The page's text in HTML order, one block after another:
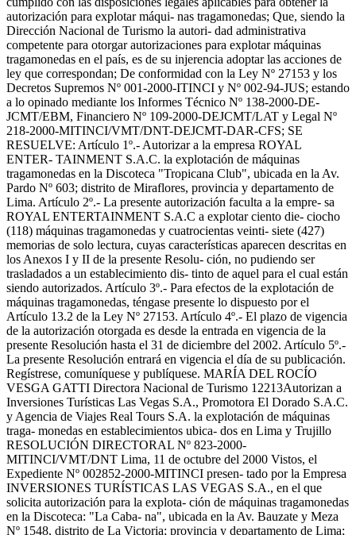
autorización para explotar máqui- nas tragamonedas; Que, siendo la
Dirección Nacional de Turismo la autori- dad administrativa
competente para otorgar autorizaciones para explotar máquinas
tragamonedas en el país, es de su injerencia adoptar las acciones de
ley que correspondan; De conformidad con la Ley Nº 27153 y los
Decretos Supremos Nº 001-2000-ITINCI y Nº 002-94-JUS; estando
a lo opinado mediante los Informes Técnico Nº 138-2000-DE-
JCMT/EBM, Financiero Nº 109-2000-DEJCMT/LAT y Legal Nº
218-2000-MITINCI/VMT/DNT-DEJCMT-DAR-CFS; SE
RESUELVE: Artículo 1º.- Autorizar a la empresa ROYAL
ENTER- TAINMENT S.A.C. la explotación de máquinas
tragamonedas en la Discoteca "Tropicana Club", ubicada en la Av.
Pardo Nº 603; distrito de Miraflores, provincia y departamento de
Lima. Artículo 2º.- La presente autorización faculta a la empre- sa
ROYAL ENTERTAINMENT S.A.C a explotar ciento die- ciocho
(118) máquinas tragamonedas y cuatrocientas veinti- siete (427)
memorias de solo lectura, cuyas características aparecen descritas en
los Anexos I y II de la presente Resolu- ción, no pudiendo ser
trasladados a un establecimiento dis- tinto de aquel para el cual están
siendo autorizados. Artículo 3º.- Para efectos de la explotación de
máquinas tragamonedas, téngase presente lo dispuesto por el
Artículo 13.2 de la Ley Nº 27153. Artículo 4º.- El plazo de vigencia
de la autorización otorgada es desde la entrada en vigencia de la
presente Resolución hasta el 31 de diciembre del 2002. Artículo 5º.-
La presente Resolución entrará en vigencia el día de su publicación.
Regístrese, comuníquese y publíquese. MARÍA DEL ROCÍO
VESGA GATTI Directora Nacional de Turismo 12213Autorizan a
Inversiones Turísticas Las Vegas S.A., Promotora El Dorado S.A.C.
y Agencia de Viajes Real Tours S.A. la explotación de máquinas
traga- monedas en establecimientos ubica- dos en Lima y Trujillo
RESOLUCIÓN DIRECTORAL Nº 823-2000-
MITINCI/VMT/DNT Lima, 11 de octubre del 2000 Vistos, el
Expediente Nº 002852-2000-MITINCI presen- tado por la Empresa
INVERSIONES TURÍSTICAS LAS VEGAS S.A., en el que
solicita autorización para la explota- ción de máquinas tragamonedas
en la Discoteca: "La Caba- na", ubicada en la Av. Bauzate y Meza
Nº 1548, distrito de La Victoria; provincia y departamento de Lima;